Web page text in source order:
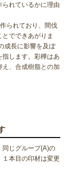
れているかに理由
られており、間伐
でできあがりま
成長に影響を及ぼ
します。彩樺はあ
、合成樹脂との加
を持った木という
あまり高くはあり
しやすいという特
を上げることで、
生まれ変わること
同じグループ(A)の
本目の印材は変更